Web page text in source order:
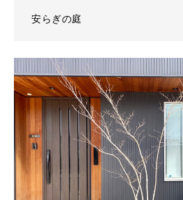
安らぎの庭